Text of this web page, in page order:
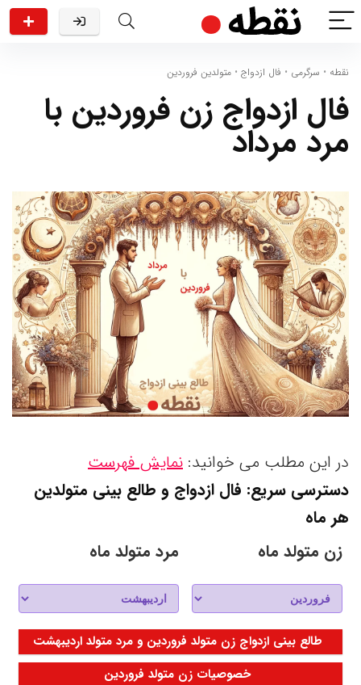
نقطه • سرگرمی • فال ازدواج • متولدین فروردین
فال ازدواج زن فروردین با
مرد مرداد
در این مطلب می خوانید: نمایش فهرست
دسترسی سریع: فال ازدواج و طالع بینی متولدین
هر ماه
زن متولد ماه
مرد متولد ماه
طالع بینی ازدواج زن متولد فروردین و مرد متولد اردیبهشت
خصوصیات زن متولد فروردین